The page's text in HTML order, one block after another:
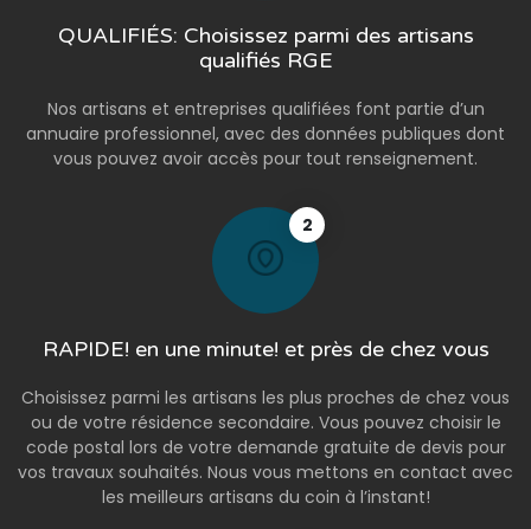
QUALIFIÉS: Choisissez parmi des artisans
qualifiés RGE
Nos artisans et entreprises qualifiées font partie d’un
annuaire professionnel, avec des données publiques dont
vous pouvez avoir accès pour tout renseignement.
2
RAPIDE! en une minute! et près de chez vous
Choisissez parmi les artisans les plus proches de chez vous
ou de votre résidence secondaire. Vous pouvez choisir le
code postal lors de votre demande gratuite de devis pour
vos travaux souhaités. Nous vous mettons en contact avec
les meilleurs artisans du coin à l’instant!